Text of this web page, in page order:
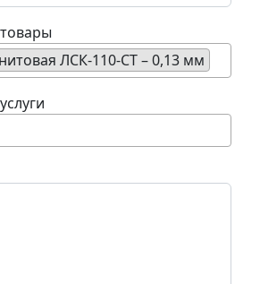
ЛСК-110-СТ – 0,13 мм